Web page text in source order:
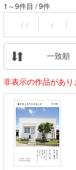
1～9件目 /9件
<< <
一致順
非表示の作品があり